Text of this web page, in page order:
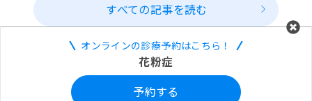
すべての記事を読む
オンラインの診療予約はこちら！
花粉症
予約する